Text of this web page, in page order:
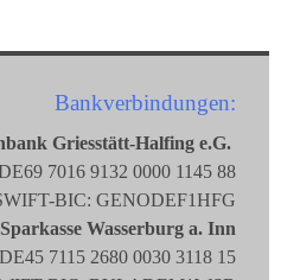
Bankverbindungen:
Griesstätt-Halfing e.G.
7016 9132 0000 1145 88
BIC: GENODEF1HFG
Sparkasse Wasserburg a. Inn
7115 2680 0030 3118 15